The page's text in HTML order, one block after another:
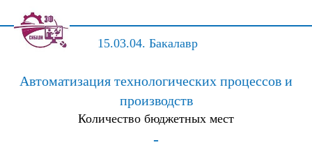
15.03.04. Бакалавр
Автоматизация технологических процессов и
производств
Количество бюджетных мест
-